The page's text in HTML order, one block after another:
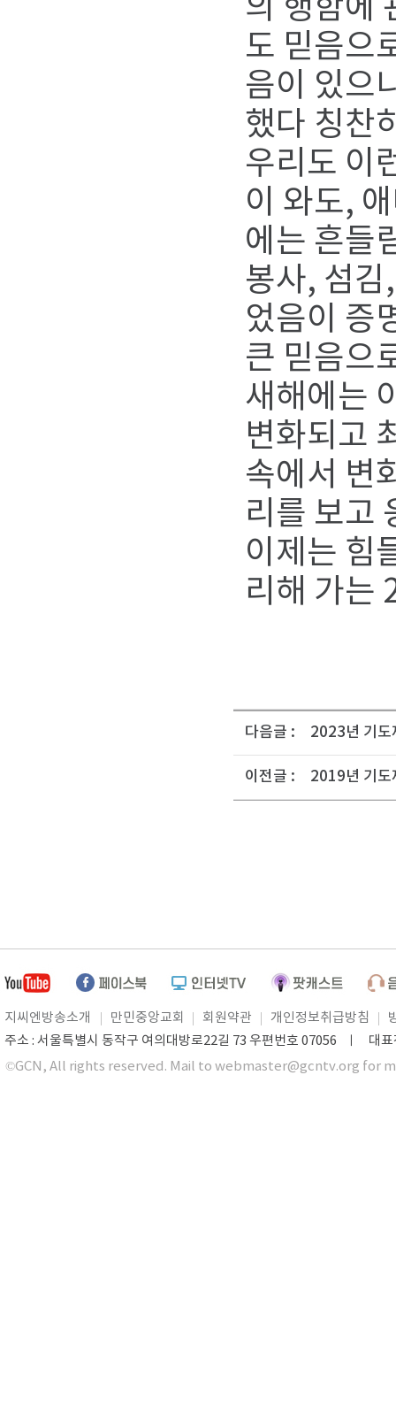
의 행함에
도 믿음으
음이 있으
했다 칭찬
우리도 이
이 와도,
에는 흔들
봉사, 섬김
었음이 증
큰 믿음으
새해에는
변화되고
속에서 변
리를 보고
이제는 힘
리해 가는
다음글 : 2023년 기
이전글 : 2019년 기
지씨엔방송소개 만민중앙교회 회원약관 개인정보취급방침
주소 : 서울특별시 동작구 여의대방로22길 73 우편번호 07056 ㅣ 대
©GCN, All rights reserved. Mail to webmaster@gcntv.org for